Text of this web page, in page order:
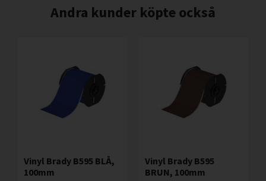
Andra kunder köpte också
Vinyl Brady B595 BLÅ,
100mm
Vinyl Brady B595
BRUN, 100mm